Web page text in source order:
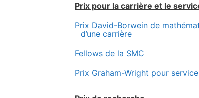
Prix pour la carrière et le
Prix David-Borwein de
d’une carrière
Fellows de la SMC
Prix Graham-Wright pour